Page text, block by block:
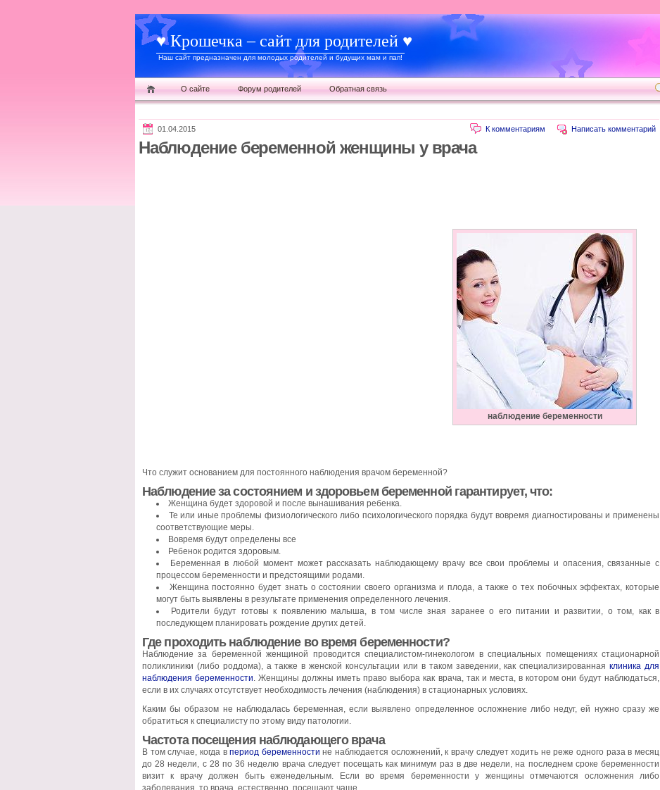
♥ Крошечка – сайт для родителей ♥
Наш сайт предназначен для молодых родителей и будущих мам и пап!
О сайте Форум родителей Обратная связь
01.04.2015 Написать комментарий
К комментариям
Наблюдение беременной женщины у врача
наблюдение беременности
Что служит основанием для постоянного наблюдения врачом беременной?
Наблюдение за состоянием и здоровьем беременной гарантирует, что:
Женщина будет здоровой и после вынашивания ребенка.
Те или иные проблемы физиологического либо психологического порядка будут вовремя диагностированы и применены
соответствующие меры.
Вовремя будут определены все
Ребенок родится здоровым.
Беременная в любой момент может рассказать наблюдающему врачу все свои проблемы и опасения, связанные с
процессом беременности и предстоящими родами.
Женщина постоянно будет знать о состоянии своего организма и плода, а также о тех побочных эффектах, которые
могут быть выявлены в результате применения определенного лечения.
Родители будут готовы к появлению малыша, в том числе зная заранее о его питании и развитии, о том, как в
последующем планировать рождение других детей.
Где проходить наблюдение во время беременности?
Наблюдение за беременной женщиной проводится специалистом-гинекологом в специальных помещениях стационарной
поликлиники (либо роддома), а также в женской консультации или в таком заведении, как специализированнаяклиника для
наблюдения беременности. Женщины должны иметь право выбора как врача, так и места, в котором они будут наблюдаться,
если в их случаях отсутствует необходимость лечения (наблюдения) в стационарных условиях.
Каким бы образом не наблюдалась беременная, если выявлено определенное осложнение либо недуг, ей нужно сразу же
обратиться к специалисту по этому виду патологии.
Частота посещения наблюдающего врача
В том случае, когда впериод беременности не наблюдается осложнений, к врачу следует ходить не реже одного раза в месяц
до 28 недели, с 28 по 36 неделю врача следует посещать как минимум раз в две недели, на последнем сроке беременности
визит к врачу должен быть еженедельным. Если во время беременности у женщины отмечаются осложнения либо
заболевания, то врача, естественно, посещают чаще.